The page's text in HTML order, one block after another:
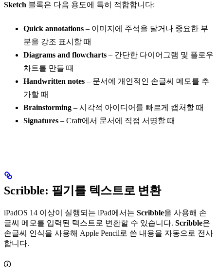
Sketch 블록은 다음 용도에 특히 적합합니다:
Quick annotations – 이미지에 주석을 달거나 중요한 부
분을 강조 표시할 때
Diagrams and flowcharts – 간단한 다이어그램 및 플로우
차트를 만들 때
Handwritten notes – 문서에 개인적인 손글씨 메모를 추
가할 때
Brainstorming – 시각적 아이디어를 빠르게 캡처할 때
Signatures – Craft에서 문서에 직접 서명할 때
Scribble: 필기를 텍스트로 변환
iPadOS 14 이상이 실행되는 iPad에서는 Scribble을 사용해 손
글씨 메모를 입력된 텍스트로 변환할 수 있습니다. Scribble은
손글씨 인식을 사용해 Apple Pencil로 쓴 내용을 자동으로 전사
합니다.